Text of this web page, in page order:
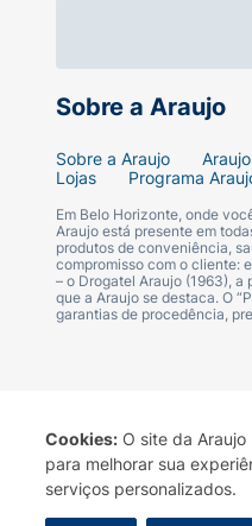
Cookies: O site da
para melhorar sua
serviços personalizados.
Sobre a Araujo
Sobre a Araujo
Lojas
Programa
Em Belo Horizonte, onde
Araujo está presente em
produtos de conveniência,
compromisso com o cliente:
– o Drogatel Araujo (1963),
que a Araujo se destaca. O
garantias de procedência,
Termo de Uso Portal da
A Drogaria Araujo S/A
marca. Para sua segurança